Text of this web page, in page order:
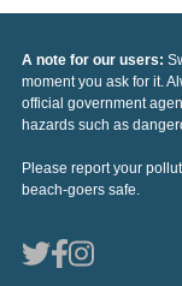
A note for our users:
moment you ask for it.
official government
hazards such as
Please report your
beach-goers safe.